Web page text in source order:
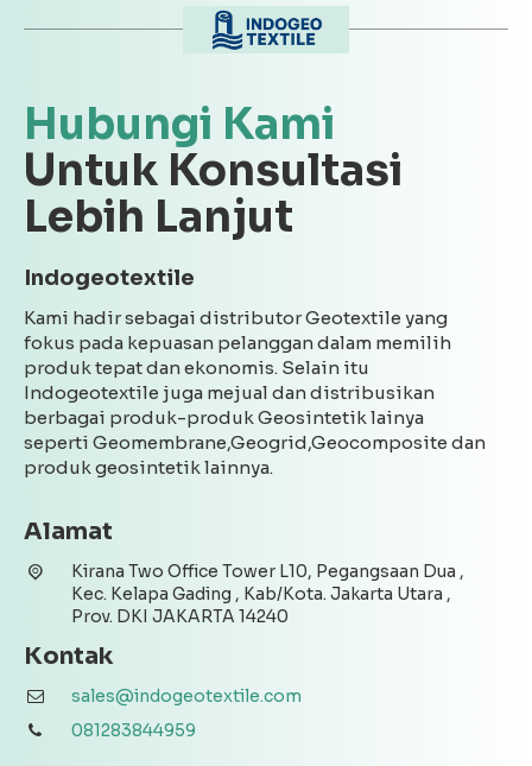
Hubungi Kami
Untuk Konsultasi
Lebih Lanjut
Indogeotextile
Kami hadir sebagai distributor Geotextile yang
fokus pada kepuasan pelanggan dalam memilih
produk tepat dan ekonomis. Selain itu
Indogeotextile juga mejual dan distribusikan
berbagai produk-produk Geosintetik lainya
seperti Geomembrane,Geogrid,Geocomposite dan
produk geosintetik lainnya.
Alamat
Kirana Two Office Tower L10, Pegangsaan Dua ,
Kec. Kelapa Gading , Kab/Kota. Jakarta Utara ,
Prov. DKI JAKARTA 14240
Kontak
sales@indogeotextile.com
081283844959